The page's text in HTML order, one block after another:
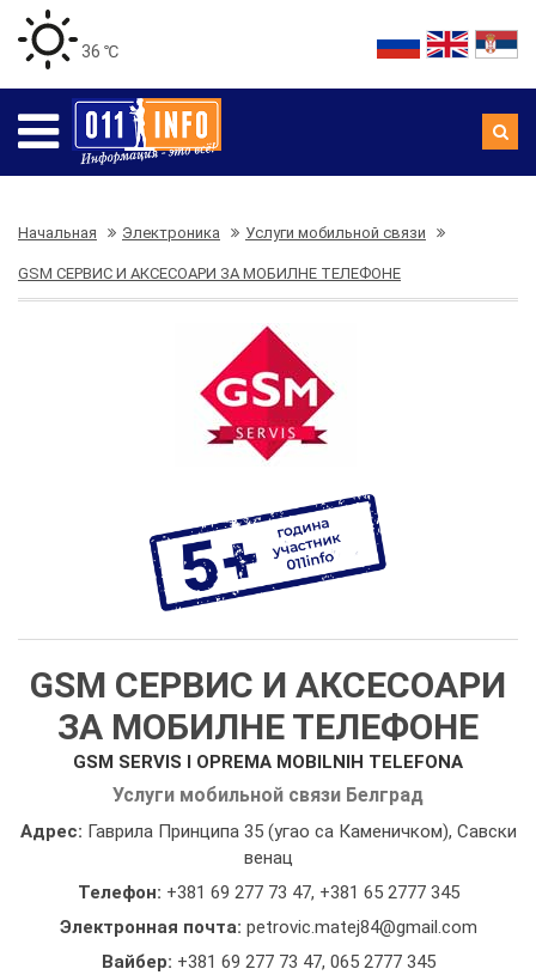
36 ℃
Начальная Электроника Услуги мобильной связи
GSM СЕРВИС И АКСЕСОАРИ ЗА МОБИЛНЕ ТЕЛЕФОНЕ
GSM СЕРВИС И АКСЕСОАРИ
ЗА МОБИЛНЕ ТЕЛЕФОНЕ
GSM SERVIS I OPREMA MOBILNIH TELEFONA
Услуги мобильной связи Белград
Адрес: Гаврила Принципа 35 (угао са Каменичком), Савски
венац
Телефон: +381 69 277 73 47, +381 65 2777 345
Электронная почта: petrovic.matej84@gmail.com
Вайбер: +381 69 277 73 47, 065 2777 345